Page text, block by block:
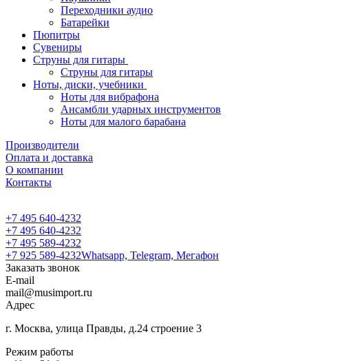
Переходники аудио
Батарейки
Пюпитры
Сувениры
Струны для гитары
Струны для гитары
Ноты, диски, учебники
Ноты для вибрафона
Ансамбли ударных инструментов
Ноты для малого барабана
Производители
Оплата и доставка
О компании
Контакты
+7 495 640-4232
+7 495 640-4232
+7 495 589-4232
+7 925 589-4232Whatsapp, Telegram, Мегафон
Заказать звонок
E-mail
mail@musimport.ru
Адрес
г. Москва, улица Правды, д.24 строение 3
Режим работы